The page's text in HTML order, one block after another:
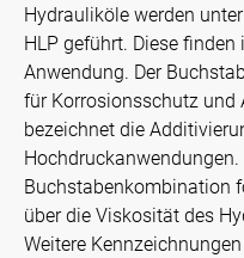
Hydrauliköle werden
HLP geführt. Diese
Anwendung. Der
für Korrosionsschutz und
bezeichnet die
Hochdruckanwendungen.
Buchstabenkombination
über die Viskosität des
Weitere